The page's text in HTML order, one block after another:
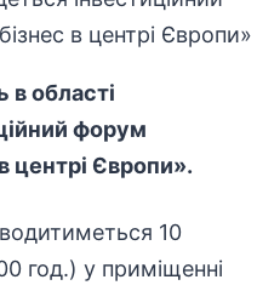
в області
форум
центрі Європи».
10
год.) у приміщенні